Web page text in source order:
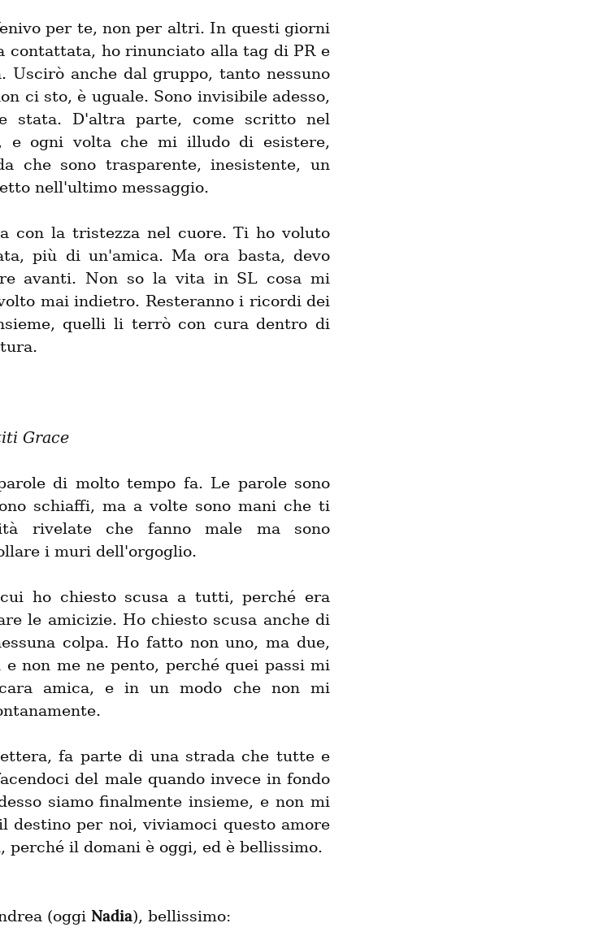
per te, non per altri. In questi giorni
contattata, ho rinunciato alla tag di PR e
Uscirò anche dal gruppo, tanto nessuno
ci sto, è uguale. Sono invisibile adesso,
stata. D'altra parte, come scritto nel
e ogni volta che mi illudo di esistere,
che sono trasparente, inesistente, un
nell'ultimo messaggio.
con la tristezza nel cuore. Ti ho voluto
più di un'amica. Ma ora basta, devo
avanti. Non so la vita in SL cosa mi
mai indietro. Resteranno i ricordi dei
quelli li terrò con cura dentro di
Grace
di molto tempo fa. Le parole sono
schiaffi, ma a volte sono mani che ti
rivelate che fanno male ma sono
i muri dell'orgoglio.
ho chiesto scusa a tutti, perché era
le amicizie. Ho chiesto scusa anche di
colpa. Ho fatto non uno, ma due,
non me ne pento, perché quei passi mi
amica, e in un modo che non mi
fa parte di una strada che tutte e
del male quando invece in fondo
siamo finalmente insieme, e non mi
destino per noi, viviamoci questo amore
perché il domani è oggi, ed è bellissimo.
(oggi Nadia), bellissimo: